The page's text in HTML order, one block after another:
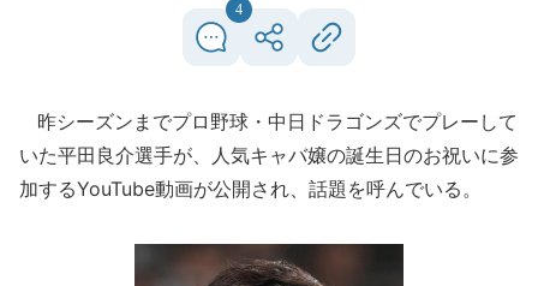
4
昨シーズンまでプロ野球・中日ドラゴンズでプレーして
いた平田良介選手が、人気キャバ嬢の誕生日のお祝いに参
加するYouTube動画が公開され、話題を呼んでいる。